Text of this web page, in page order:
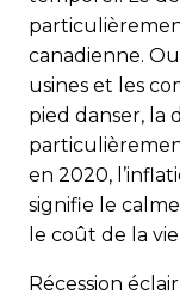
canadienne.
usines et les
pied danser, la
en 2020,
signifie le
le coût de la
Récession